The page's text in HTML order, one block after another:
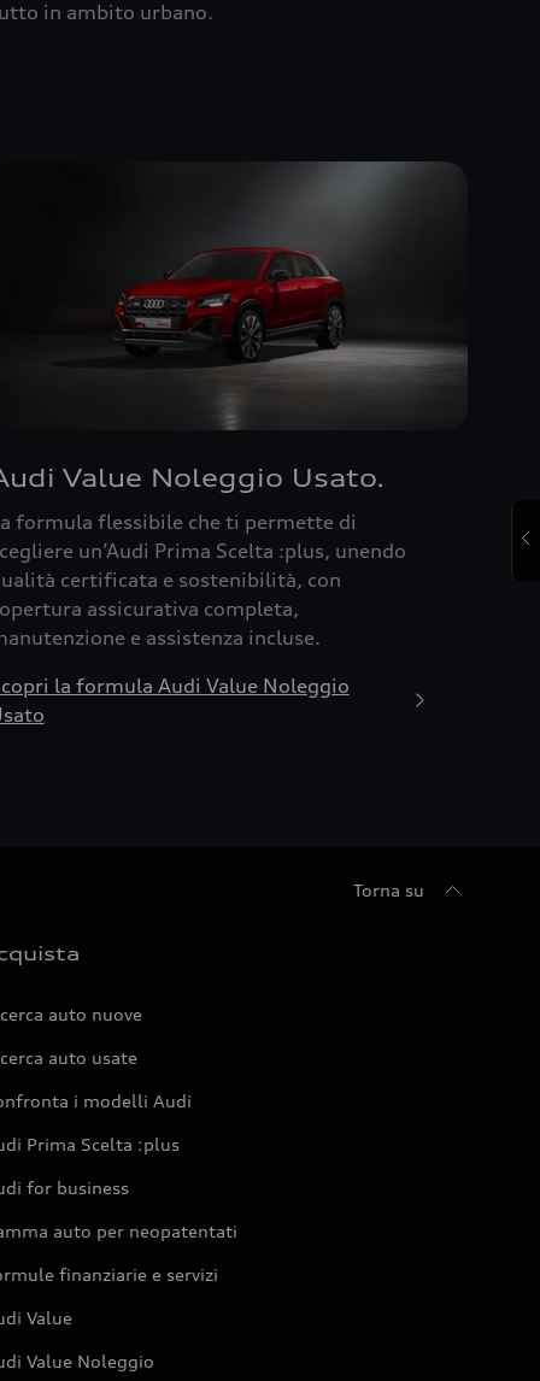
in ambito urbano.
Value Noleggio Usato.
formula flessibile che ti permette di
un’Audi Prima Scelta :plus, unendo
certificata e sostenibilità, con
assicurativa completa,
e assistenza incluse.
la formula Audi Value Noleggio
Torna su
auto nuove
auto usate
i modelli Audi
Prima Scelta :plus
for business
auto per neopatentati
finanziarie e servizi
Value
Value Noleggio